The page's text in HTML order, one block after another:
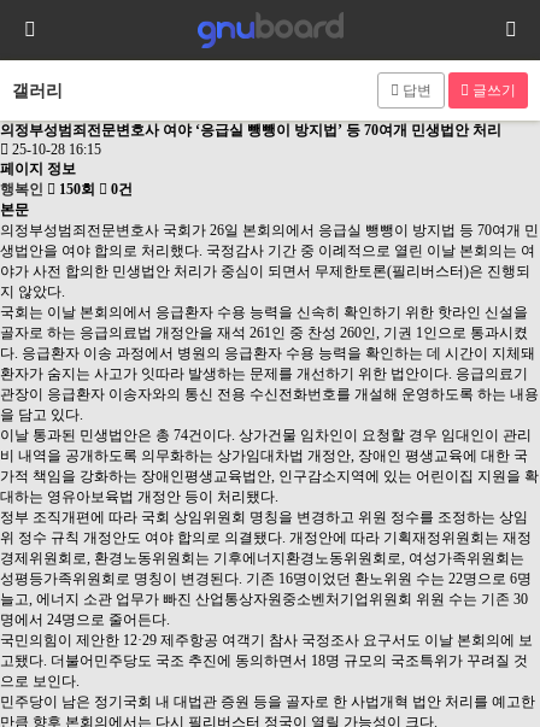
갤러리 답변 글쓰기
의정부성범죄전문변호사 여야 ‘응급실 뺑뺑이 방지법’ 등 70여개 민생법안 처리
25-10-28 16:15
페이지 정보
행복인
150회
0건
본문
의정부성범죄전문변호사 국회가 26일 본회의에서 응급실 뺑뺑이 방지법 등 70여개 민
생법안을 여야 합의로 처리했다. 국정감사 기간 중 이례적으로 열린 이날 본회의는 여
야가 사전 합의한 민생법안 처리가 중심이 되면서 무제한토론(필리버스터)은 진행되
지 않았다.
국회는 이날 본회의에서 응급환자 수용 능력을 신속히 확인하기 위한 핫라인 신설을
골자로 하는 응급의료법 개정안을 재석 261인 중 찬성 260인, 기권 1인으로 통과시켰
다. 응급환자 이송 과정에서 병원의 응급환자 수용 능력을 확인하는 데 시간이 지체돼
환자가 숨지는 사고가 잇따라 발생하는 문제를 개선하기 위한 법안이다. 응급의료기
관장이 응급환자 이송자와의 통신 전용 수신전화번호를 개설해 운영하도록 하는 내용
을 담고 있다.
이날 통과된 민생법안은 총 74건이다. 상가건물 임차인이 요청할 경우 임대인이 관리
비 내역을 공개하도록 의무화하는 상가임대차법 개정안, 장애인 평생교육에 대한 국
가적 책임을 강화하는 장애인평생교육법안, 인구감소지역에 있는 어린이집 지원을 확
대하는 영유아보육법 개정안 등이 처리됐다.
정부 조직개편에 따라 국회 상임위원회 명칭을 변경하고 위원 정수를 조정하는 상임
위 정수 규칙 개정안도 여야 합의로 의결됐다. 개정안에 따라 기획재정위원회는 재정
경제위원회로, 환경노동위원회는 기후에너지환경노동위원회로, 여성가족위원회는
성평등가족위원회로 명칭이 변경된다. 기존 16명이었던 환노위원 수는 22명으로 6명
늘고, 에너지 소관 업무가 빠진 산업통상자원중소벤처기업위원회 위원 수는 기존 30
명에서 24명으로 줄어든다.
국민의힘이 제안한 12·29 제주항공 여객기 참사 국정조사 요구서도 이날 본회의에 보
고됐다. 더불어민주당도 국조 추진에 동의하면서 18명 규모의 국조특위가 꾸려질 것
으로 보인다.
민주당이 남은 정기국회 내 대법관 증원 등을 골자로 한 사법개혁 법안 처리를 예고한
만큼 향후 본회의에서는 다시 필리버스터 정국이 열릴 가능성이 크다.